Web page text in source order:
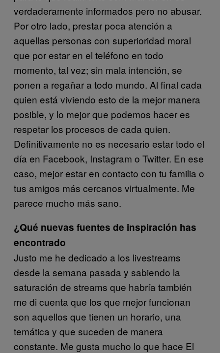
verdaderamente informados pero no abusar.
Por otro lado, prestar poca atención a
aquellas personas con superioridad moral
que por estar en el teléfono en todo
momento, tal vez; sin mala intención, se
ponen a regañar a todo mundo. Al final cada
quien está viviendo esto de la mejor manera
posible, y lo mejor que podemos hacer es
respetar los procesos de cada quien.
Definitivamente no es necesario estar todo el
día en Facebook, Instagram o Twitter. En ese
caso, mejor estar en contacto con tu familia o
tus amigos más cercanos virtualmente. Me
parece mucho más sano.
¿Qué nuevas fuentes de inspiración has
encontrado
Justo me he dedicado a los livestreams
desde la semana pasada y sabiendo la
saturación de streams que habría también
me di cuenta que los que mejor funcionan
son aquellos que tienen un horario, una
temática y que suceden de manera
constante. Me gusta mucho lo que hace El